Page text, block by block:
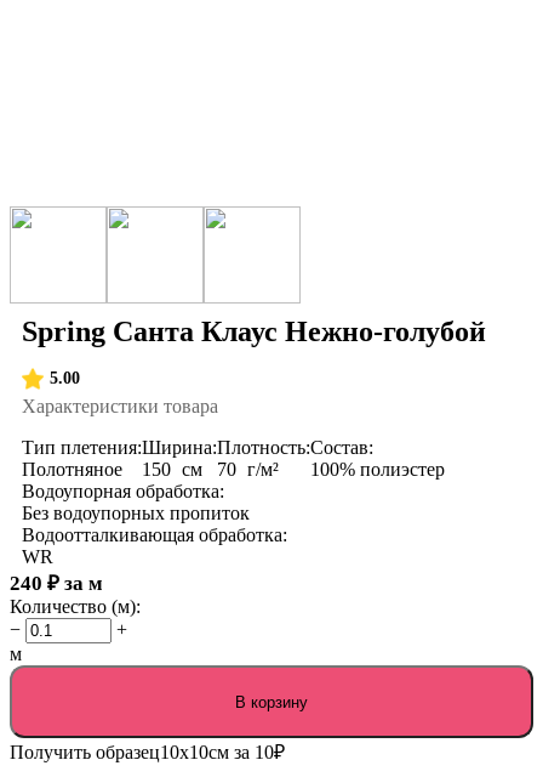
Spring Санта Клаус Нежно-голубой
5.00
Характеристики товара
Тип плетения:
Полотняное
Ширина:
150 см
Плотность:
70 г/м²
Состав:
100% полиэстер
Водоупорная обработка:
Без водоупорных пропиток
Водоотталкивающая обработка:
WR
240 ₽ за м
Количество (м):
−
+
м
В корзину
Получить образец10х10см за 10₽